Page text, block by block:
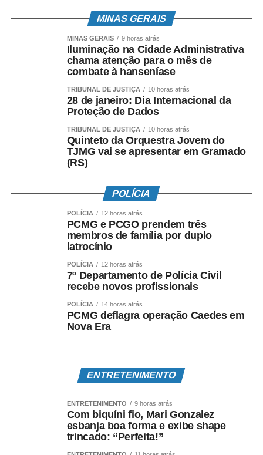
Polícia Civil do Distrito Federal e da decretação de prisão
preventiva, por parte de Alexandre de Moraes, de ao
menos 942 pessoas envolvidas na tentativa de golpe.
canal do Último Segundo no Telegram
perfil geral do Portal iG.
COMENTE ABAIXO:
MINAS GERAIS
MINAS GERAIS 9 horas atrás
Iluminação na Cidade Administrativa
chama atenção para o mês de
combate à hanseníase
TRIBUNAL DE JUSTIÇA 10 horas atrás
28 de janeiro: Dia Internacional da
Proteção de Dados
TRIBUNAL DE JUSTIÇA 10 horas atrás
Quinteto da Orquestra Jovem do
TJMG vai se apresentar em Gramado
(RS)
POLÍCIA
POLÍCIA 12 horas atrás
PCMG e PCGO prendem três
membros de família por duplo
latrocínio
POLÍCIA 12 horas atrás
7º Departamento de Polícia Civil
recebe novos profissionais
POLÍCIA 14 horas atrás
PCMG deflagra operação Caedes em
Nova Era
ENTRETENIMENTO
ENTRETENIMENTO 9 horas atrás
Com biquíni fio, Mari Gonzalez
esbanja boa forma e exibe shape
trincado: “Perfeita!”